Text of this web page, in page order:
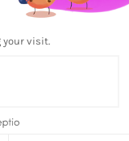
DROITS RÉSERVÉS.